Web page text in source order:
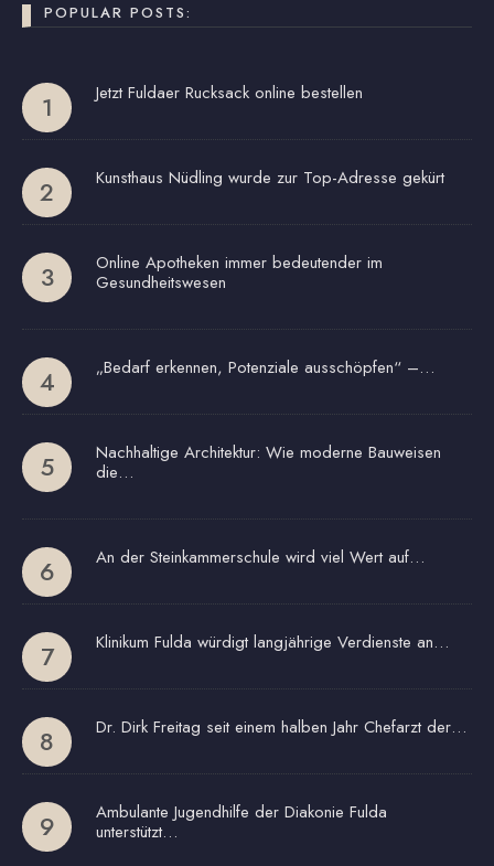
POPULAR POSTS:
Jetzt Fuldaer Rucksack online bestellen
Kunsthaus Nüdling wurde zur Top-Adresse gekürt
Online Apotheken immer bedeutender im
Gesundheitswesen
„Bedarf erkennen, Potenziale ausschöpfen“ –…
Nachhaltige Architektur: Wie moderne Bauweisen
die…
An der Steinkammerschule wird viel Wert auf…
Klinikum Fulda würdigt langjährige Verdienste an…
Dr. Dirk Freitag seit einem halben Jahr Chefarzt der…
Ambulante Jugendhilfe der Diakonie Fulda
unterstützt…